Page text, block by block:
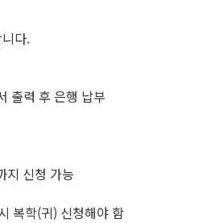
다.
출력 후 은행 납부
신청 가능
복학(귀) 신청해야 함